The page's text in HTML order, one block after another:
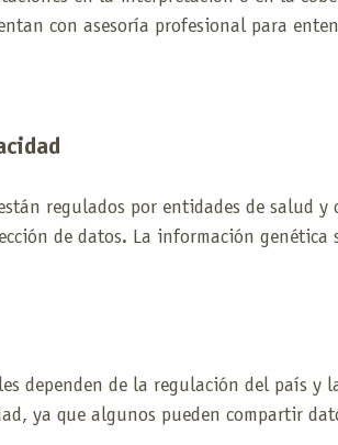
con asesoría profesional para
regulados por entidades de salud y
de datos. La información genética
dependen de la regulación del país y
ya que algunos pueden compartir